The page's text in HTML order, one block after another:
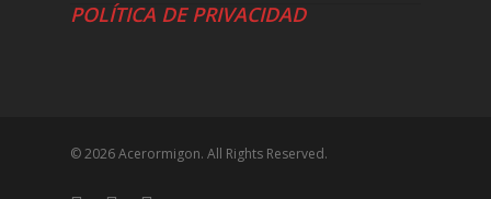
POLÍTICA DE PRIVACIDAD
© 2026 Acerormigon. All Rights Reserved.